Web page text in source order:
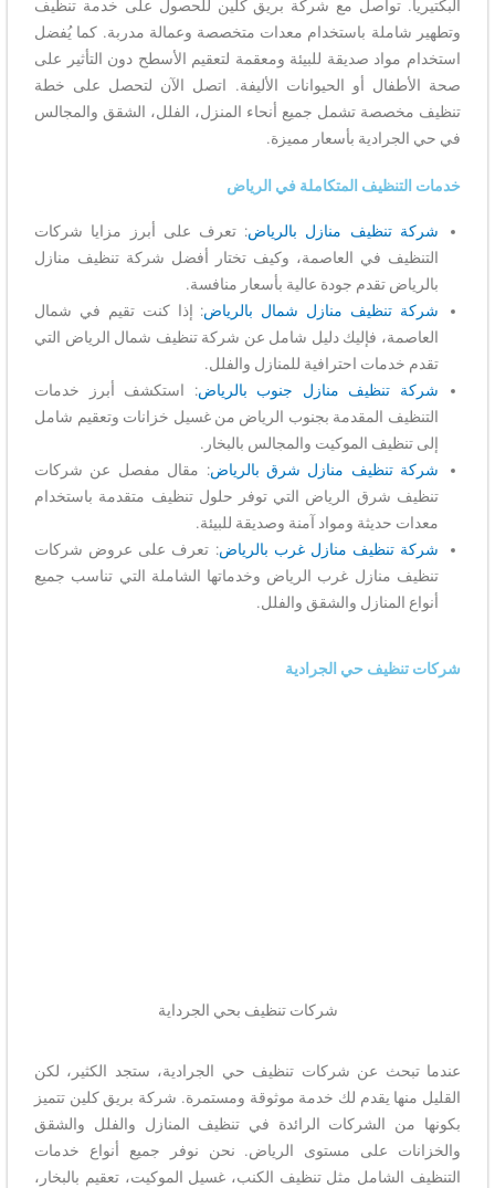
البكتيريا. تواصل مع شركة بريق كلين للحصول على خدمة تنظيف
وتطهير شاملة باستخدام معدات متخصصة وعمالة مدربة. كما يُفضل
استخدام مواد صديقة للبيئة ومعقمة لتعقيم الأسطح دون التأثير على
صحة الأطفال أو الحيوانات الأليفة. اتصل الآن لتحصل على خطة
تنظيف مخصصة تشمل جميع أنحاء المنزل، الفلل، الشقق والمجالس
في حي الجرادية بأسعار مميزة.
خدمات التنظيف المتكاملة في الرياض
شركة تنظيف منازل بالرياض: تعرف على أبرز مزايا شركات
التنظيف في العاصمة، وكيف تختار أفضل شركة تنظيف منازل
بالرياض تقدم جودة عالية بأسعار منافسة.
شركة تنظيف منازل شمال بالرياض: إذا كنت تقيم في شمال
العاصمة، فإليك دليل شامل عن شركة تنظيف شمال الرياض التي
تقدم خدمات احترافية للمنازل والفلل.
شركة تنظيف منازل جنوب بالرياض: استكشف أبرز خدمات
التنظيف المقدمة بجنوب الرياض من غسيل خزانات وتعقيم شامل
إلى تنظيف الموكيت والمجالس بالبخار.
شركة تنظيف منازل شرق بالرياض: مقال مفصل عن شركات
تنظيف شرق الرياض التي توفر حلول تنظيف متقدمة باستخدام
معدات حديثة ومواد آمنة وصديقة للبيئة.
شركة تنظيف منازل غرب بالرياض: تعرف على عروض شركات
تنظيف منازل غرب الرياض وخدماتها الشاملة التي تناسب جميع
أنواع المنازل والشقق والفلل.
شركات تنظيف حي الجرادية
شركات تنظيف بحي الجرداية
عندما تبحث عن شركات تنظيف حي الجرادية، ستجد الكثير، لكن
القليل منها يقدم لك خدمة موثوقة ومستمرة. شركة بريق كلين تتميز
بكونها من الشركات الرائدة في تنظيف المنازل والفلل والشقق
والخزانات على مستوى الرياض. نحن نوفر جميع أنواع خدمات
التنظيف الشامل مثل تنظيف الكنب، غسيل الموكيت، تعقيم بالبخار،